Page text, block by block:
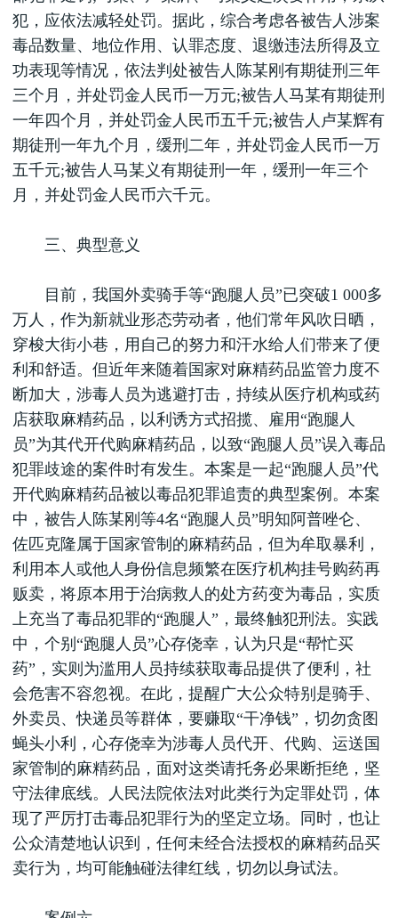
犯，应依法减轻处罚。据此，综合考虑各被告人涉案
毒品数量、地位作用、认罪态度、退缴违法所得及立
功表现等情况，依法判处被告人陈某刚有期徒刑三年
三个月，并处罚金人民币一万元;被告人马某有期徒刑
一年四个月，并处罚金人民币五千元;被告人卢某辉有
期徒刑一年九个月，缓刑二年，并处罚金人民币一万
五千元;被告人马某义有期徒刑一年，缓刑一年三个
月，并处罚金人民币六千元。
三、典型意义
目前，我国外卖骑手等“跑腿人员”已突破1 000多
万人，作为新就业形态劳动者，他们常年风吹日晒，
穿梭大街小巷，用自己的努力和汗水给人们带来了便
利和舒适。但近年来随着国家对麻精药品监管力度不
断加大，涉毒人员为逃避打击，持续从医疗机构或药
店获取麻精药品，以利诱方式招揽、雇用“跑腿人
员”为其代开代购麻精药品，以致“跑腿人员”误入毒品
犯罪歧途的案件时有发生。本案是一起“跑腿人员”代
开代购麻精药品被以毒品犯罪追责的典型案例。本案
中，被告人陈某刚等4名“跑腿人员”明知阿普唑仑、
佐匹克隆属于国家管制的麻精药品，但为牟取暴利，
利用本人或他人身份信息频繁在医疗机构挂号购药再
贩卖，将原本用于治病救人的处方药变为毒品，实质
上充当了毒品犯罪的“跑腿人”，最终触犯刑法。实践
中，个别“跑腿人员”心存侥幸，认为只是“帮忙买
药”，实则为滥用人员持续获取毒品提供了便利，社
会危害不容忽视。在此，提醒广大公众特别是骑手、
外卖员、快递员等群体，要赚取“干净钱”，切勿贪图
蝇头小利，心存侥幸为涉毒人员代开、代购、运送国
家管制的麻精药品，面对这类请托务必果断拒绝，坚
守法律底线。人民法院依法对此类行为定罪处罚，体
现了严厉打击毒品犯罪行为的坚定立场。同时，也让
公众清楚地认识到，任何未经合法授权的麻精药品买
卖行为，均可能触碰法律红线，切勿以身试法。